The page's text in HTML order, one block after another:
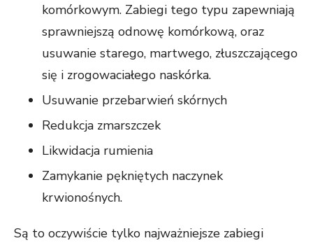
komórkowym. Zabiegi tego typu zapewniają
sprawniejszą odnowę komórkową, oraz
usuwanie starego, martwego, złuszczającego
się i zrogowaciałego naskórka.
Usuwanie przebarwień skórnych
Redukcja zmarszczek
Likwidacja rumienia
Zamykanie pękniętych naczynek
krwionośnych.
Są to oczywiście tylko najważniejsze zabiegi